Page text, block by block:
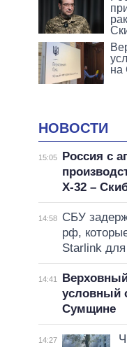
на
НОВОСТИ
15:05
Россия с
Х-32 –
14:58
СБУ
рф,
Starlink для
14:41
условный
Сумщине
14:27